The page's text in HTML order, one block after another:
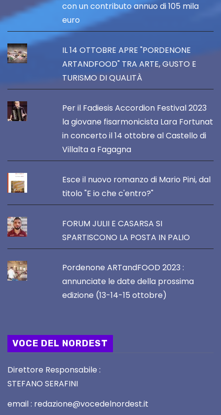
con un contributo annuo di 105 mila
euro
IL 14 OTTOBRE APRE "PORDENONE
ARTANDFOOD" TRA ARTE, GUSTO E
TURISMO DI QUALITÀ
Per il Fadiesis Accordion Festival 2023
la giovane fisarmonicista Lara Fortunat
in concerto il 14 ottobre al Castello di
Villalta a Fagagna
Esce il nuovo romanzo di Mario Pini, dal
titolo "E io che c'entro?"
FORUM JULII E CASARSA SI
SPARTISCONO LA POSTA IN PALIO
Pordenone ARTandFOOD 2023 :
annunciate le date della prossima
edizione (13-14-15 ottobre)
VOCE DEL NORDEST
Direttore Responsabile :
STEFANO SERAFINI
email : redazione@vocedelnordest.it